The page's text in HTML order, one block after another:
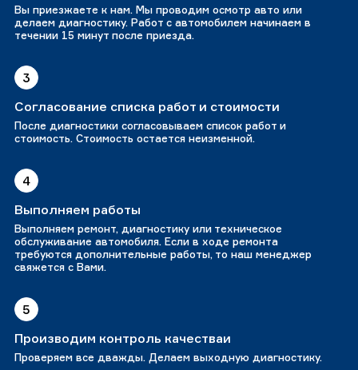
Вы приезжаете к нам. Мы проводим осмотр авто или
делаем диагностику. Работ с автомобилем начинаем в
течении 15 минут после приезда.
3
Согласование списка работ и стоимости
После диагностики согласовываем список работ и
стоимость. Стоимость остается неизменной.
4
Выполняем работы
Выполняем ремонт, диагностику или техническое
обслуживание автомобиля. Если в ходе ремонта
требуются дополнительные работы, то наш менеджер
свяжется с Вами.
5
Производим контроль качестваи
Проверяем все дважды. Делаем выходную диагностику.